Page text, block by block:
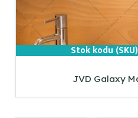
Stok kodu
JVD Galaxy